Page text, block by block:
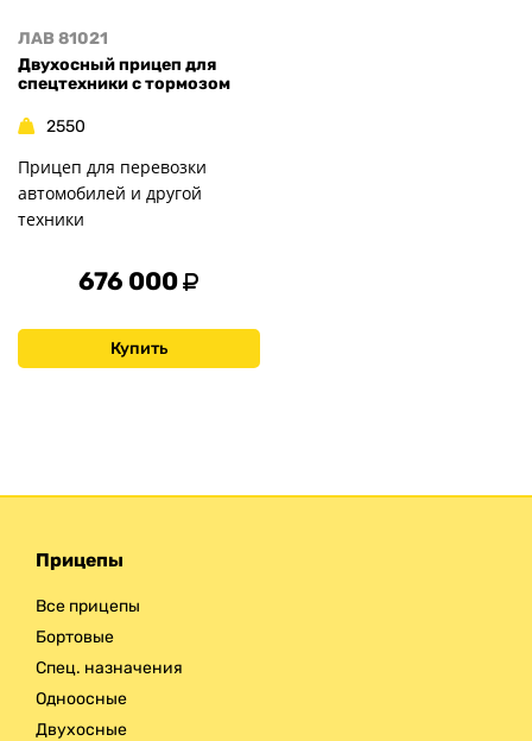
ЛАВ 81021
Двухосный прицеп для
спецтехники с тормозом
2550
Прицеп для перевозки
автомобилей и другой
техники
676 000
Купить
Прицепы
Все прицепы
Бортовые
Спец. назначения
Одноосные
Двухосные